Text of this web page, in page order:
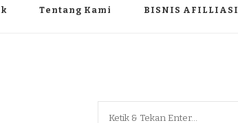
Tentang Kami BISNIS AFILLIASI